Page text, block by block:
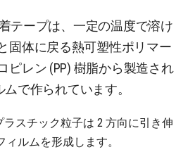
テープは、一定の温度で溶け
固体に戻る熱可塑性ポリマー
ピレン (PP) 樹脂から製造され
ムで作られています。
ラスチック粒子は 2 方向に引き伸
ルムを形成します。